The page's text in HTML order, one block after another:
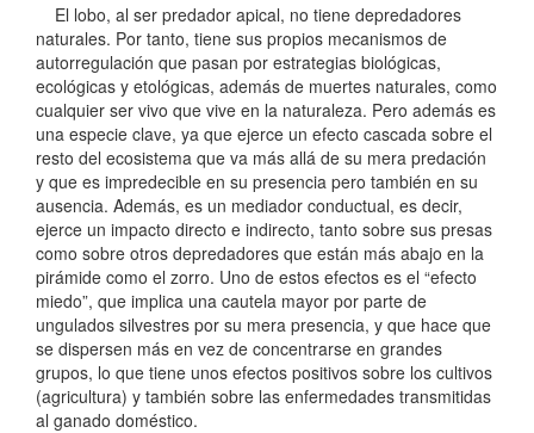
El lobo, al ser predador apical, no tiene depredadores
naturales. Por tanto, tiene sus propios mecanismos de
autorregulación que pasan por estrategias biológicas,
ecológicas y etológicas, además de muertes naturales, como
cualquier ser vivo que vive en la naturaleza. Pero además es
una especie clave, ya que ejerce un efecto cascada sobre el
resto del ecosistema que va más allá de su mera predación
y que es impredecible en su presencia pero también en su
ausencia. Además, es un mediador conductual, es decir,
ejerce un impacto directo e indirecto, tanto sobre sus presas
como sobre otros depredadores que están más abajo en la
pirámide como el zorro. Uno de estos efectos es el “efecto
miedo”, que implica una cautela mayor por parte de
ungulados silvestres por su mera presencia, y que hace que
se dispersen más en vez de concentrarse en grandes
grupos, lo que tiene unos efectos positivos sobre los cultivos
(agricultura) y también sobre las enfermedades transmitidas
al ganado doméstico.